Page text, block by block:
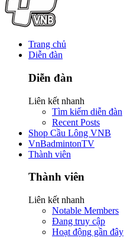
Trang chủ
Diễn đàn
Diễn đàn
Liên kết nhanh
Tìm kiếm diễn đàn
Recent Posts
Shop Cầu Lông VNB
VnBadmintonTV
Thành viên
Thành viên
Liên kết nhanh
Notable Members
Đang truy cập
Hoạt động gần đây